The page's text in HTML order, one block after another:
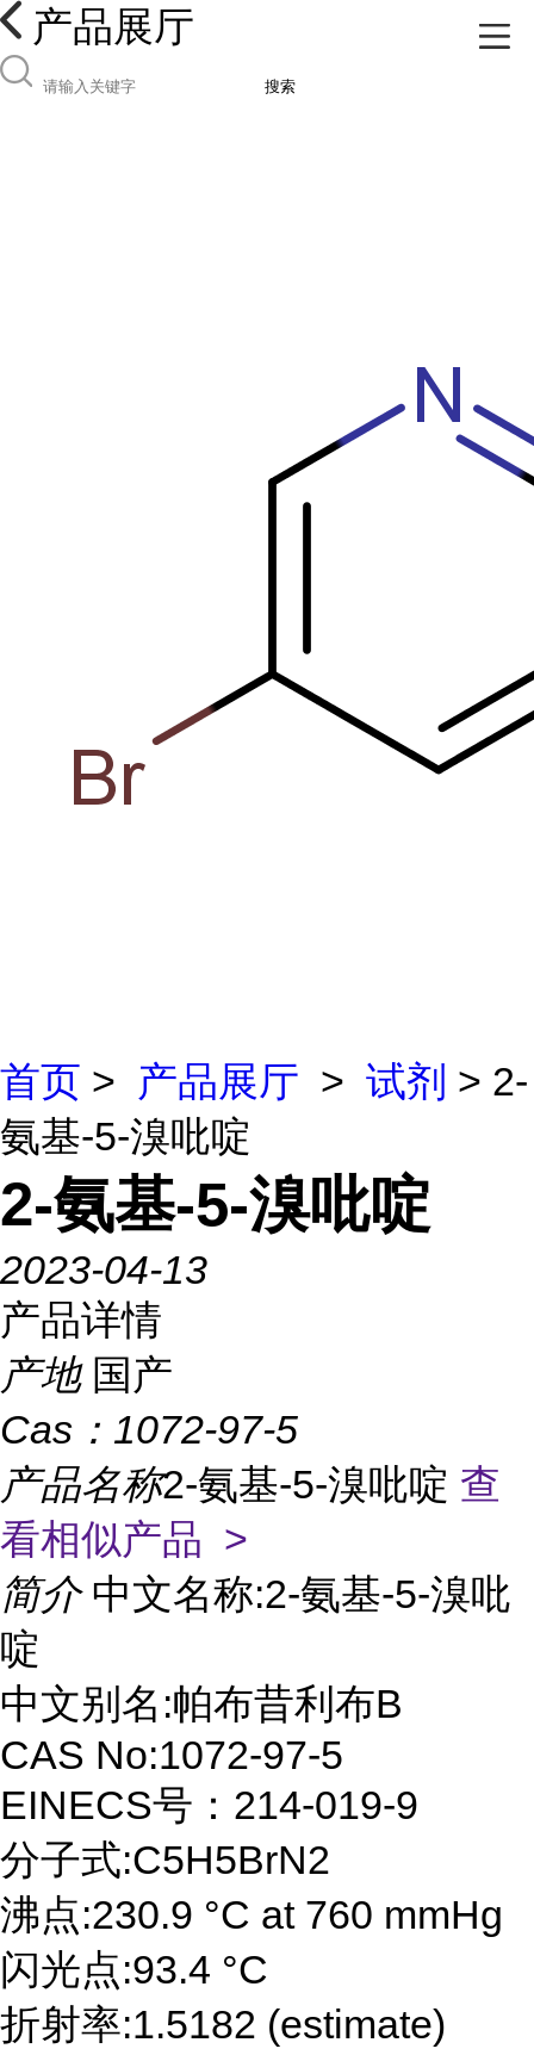
产品展厅
搜索
首页 > 产品展厅 > 试剂 > 2-
氨基-5-溴吡啶
2-氨基-5-溴吡啶
2023-04-13
产品详情
产地 国产
Cas： 1072-97-5
产品名称2-氨基-5-溴吡啶 查
看相似产品 >
简介 中文名称:2-氨基-5-溴吡
啶
中文别名:帕布昔利布B
CAS No:1072-97-5
EINECS号：214-019-9
分子式:C5H5BrN2
沸点:230.9 °C at 760 mmHg
闪光点:93.4 °C
折射率:1.5182 (estimate)